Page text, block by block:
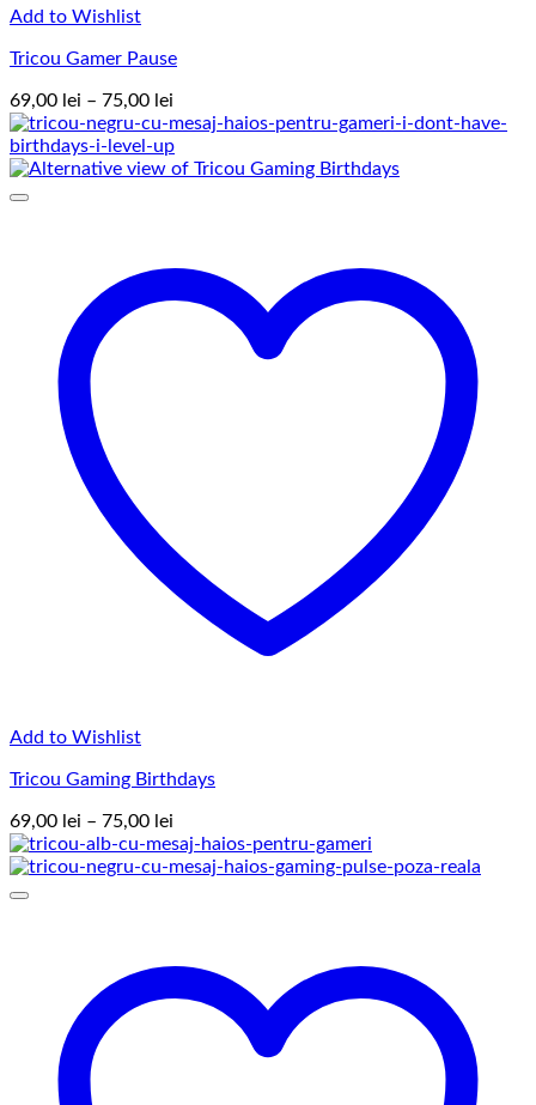
Add to Wishlist
Tricou Gamer Pause
69,00 lei – 75,00 lei
de
prețuri:
69,00 lei
Add to Wishlist
Tricou Gaming Birthdays
69,00 lei – 75,00 lei
de
prețuri: